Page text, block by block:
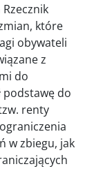
które
obywateli
z
do
podstawę do
renty
w zbiegu, jak